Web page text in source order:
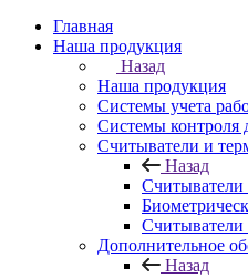
Главная
Наша продукция
Назад
Наша продукция
Cистемы учета
Системы контроля
Считыватели и
Назад
Считыватели
Дополнительное
Назад